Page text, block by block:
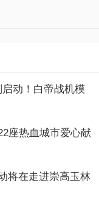
动！白帝战机模
座热血城市爱心献
将在走进崇高玉林